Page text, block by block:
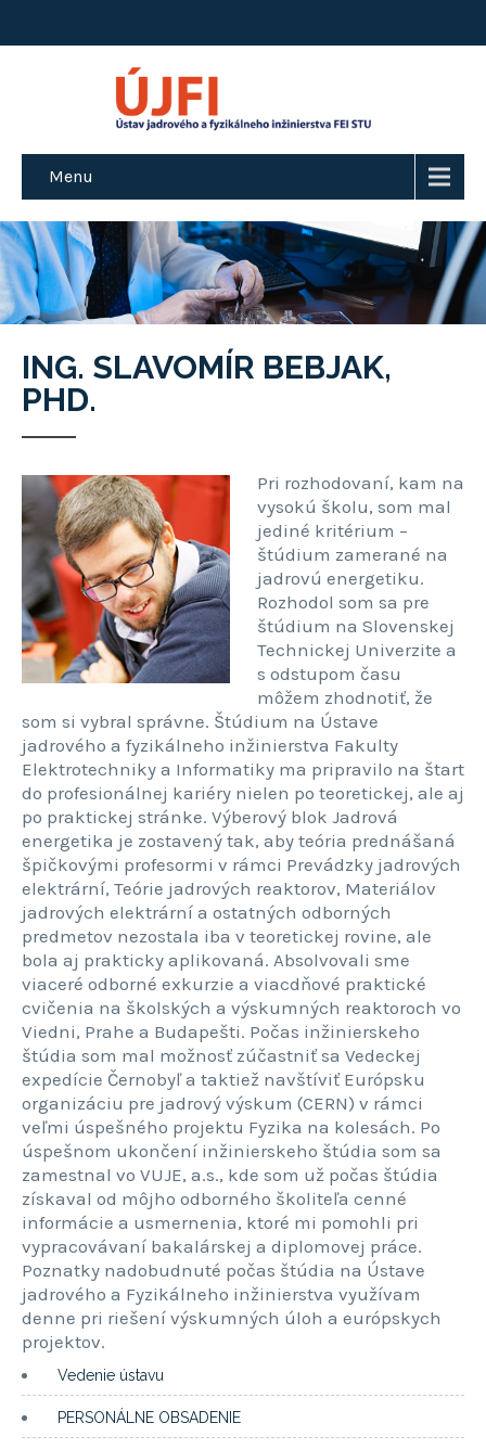
Menu
ING. SLAVOMÍR BEBJAK,
PHD.
Pri rozhodovaní, kam na
vysokú školu, som mal
jediné kritérium –
štúdium zamerané na
jadrovú energetiku.
Rozhodol som sa pre
štúdium na Slovenskej
Technickej Univerzite a
s odstupom času
môžem zhodnotiť, že
som si vybral správne. Štúdium na Ústave
jadrového a fyzikálneho inžinierstva Fakulty
Elektrotechniky a Informatiky ma pripravilo na štart
do profesionálnej kariéry nielen po teoretickej, ale aj
po praktickej stránke. Výberový blok Jadrová
energetika je zostavený tak, aby teória prednášaná
špičkovými profesormi v rámci Prevádzky jadrových
elektrární, Teórie jadrových reaktorov, Materiálov
jadrových elektrární a ostatných odborných
predmetov nezostala iba v teoretickej rovine, ale
bola aj prakticky aplikovaná. Absolvovali sme
viaceré odborné exkurzie a viacdňové praktické
cvičenia na školských a výskumných reaktoroch vo
Viedni, Prahe a Budapešti. Počas inžinierskeho
štúdia som mal možnosť zúčastniť sa Vedeckej
expedície Černobyľ a taktiež navštíviť Európsku
organizáciu pre jadrový výskum (CERN) v rámci
veľmi úspešného projektu Fyzika na kolesách. Po
úspešnom ukončení inžinierskeho štúdia som sa
zamestnal vo VUJE, a.s., kde som už počas štúdia
získaval od môjho odborného školiteľa cenné
informácie a usmernenia, ktoré mi pomohli pri
vypracovávaní bakalárskej a diplomovej práce.
Poznatky nadobudnuté počas štúdia na Ústave
jadrového a Fyzikálneho inžinierstva využívam
denne pri riešení výskumných úloh a európskych
projektov.
Vedenie ústavu
PERSONÁLNE OBSADENIE